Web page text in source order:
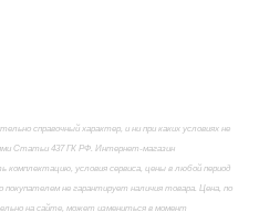
справочный характер, и ни при каких условиях не
Статьи 437 ГК РФ. Интернет-магазин
условия сервиса, цены в любой период
не гарантирует наличия товара. Цена, по
на сайте, может измениться в момент